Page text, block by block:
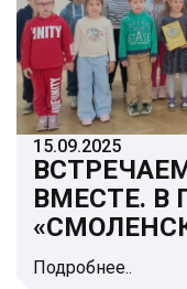
15.09.2025
ВМЕСТЕ. В
Подробнее..